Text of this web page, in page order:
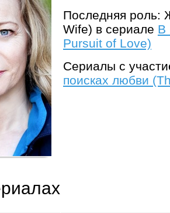
Последняя роль:
Wife) в сериале В
Pursuit of Love)
Сериалы с
поисках любви